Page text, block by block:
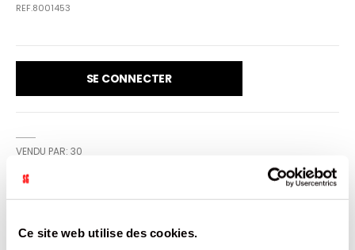
Ce site web utilise des cookies.
REF.8001453
SE CONNECTER
VENDU PAR: 30